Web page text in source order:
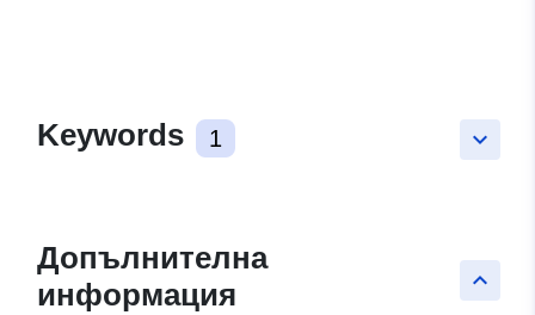
keyboard_arrow_down
Keywords 1
keyboard_arrow_up
Допълнителна
информация